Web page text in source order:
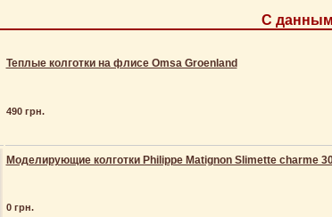
С данным
Теплые колготки на флисе Omsa Groenland
490 грн.
Моделирующие колготки Philippe Matignon Slimette charme
0 грн.